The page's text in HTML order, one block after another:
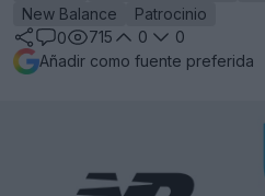
New Balance
Patrocinio
0
715 0
0
Añadir como fuente preferida